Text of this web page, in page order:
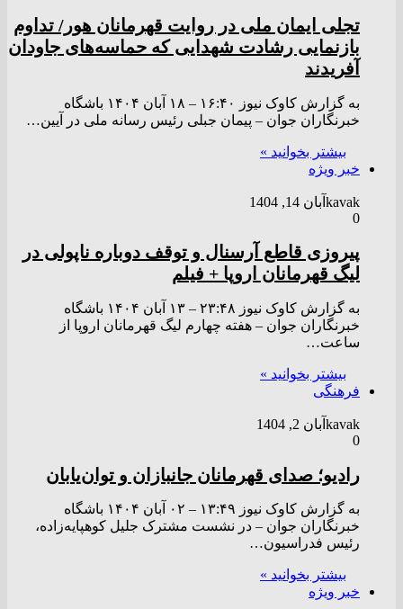
تجلی ایمان ملی در روایت قهرمانان هور/ تداوم
بازنمایی رشادت شهدایی که حماسه‌های جاودان
آفریدند
به گزارش کاوک نیوز ۱۶:۴۰ – ۱۸ آبان ۱۴۰۴ باشگاه
خبرنگاران جوان – پیمان جبلی رئیس رسانه ملی در آیین…
بیشتر بخوانید »
خبر ویژه
kavak آبان 14, 1404
0
پیروزی قاطع آرسنال و توقف دوباره ناپولی در
لیگ قهرمانان اروپا + فیلم
به گزارش کاوک نیوز ۲۳:۴۸ – ۱۳ آبان ۱۴۰۴ باشگاه
خبرنگاران جوان – هفته چهارم لیگ قهرمانان اروپا از
ساعت…
بیشتر بخوانید »
فرهنگی
kavak آبان 2, 1404
0
رادیو؛ صدای قهرمانان جانبازان و توان‌یابان
به گزارش کاوک نیوز ۱۳:۴۹ – ۰۲ آبان ۱۴۰۴ باشگاه
خبرنگاران جوان – در نشست مشترک جلیل کوهپایه‌زاده،
رئیس فدراسیون…
بیشتر بخوانید »
خبر ویژه